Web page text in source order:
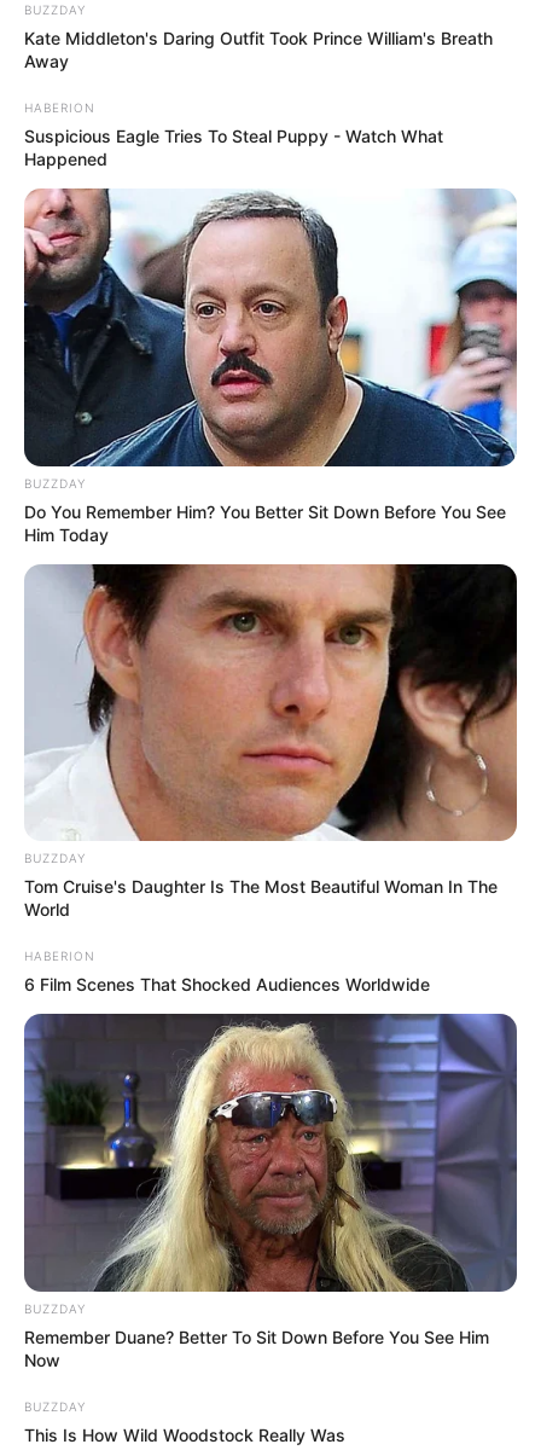
BUZZDAY
Kate Middleton's Daring Outfit Took Prince William's Breath
Away
HABERION
Suspicious Eagle Tries To Steal Puppy - Watch What
Happened
BUZZDAY
Do You Remember Him? You Better Sit Down Before You See
Him Today
BUZZDAY
Tom Cruise's Daughter Is The Most Beautiful Woman In The
World
HABERION
6 Film Scenes That Shocked Audiences Worldwide
BUZZDAY
Remember Duane? Better To Sit Down Before You See Him
Now
BUZZDAY
This Is How Wild Woodstock Really Was